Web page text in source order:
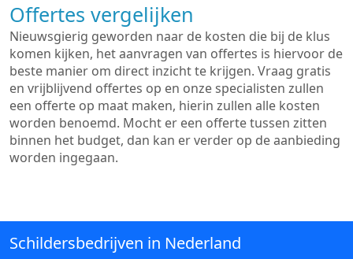
Offertes vergelijken
Nieuwsgierig geworden naar de kosten die bij de klus
komen kijken, het aanvragen van offertes is hiervoor de
beste manier om direct inzicht te krijgen. Vraag gratis
en vrijblijvend offertes op en onze specialisten zullen
een offerte op maat maken, hierin zullen alle kosten
worden benoemd. Mocht er een offerte tussen zitten
binnen het budget, dan kan er verder op de aanbieding
worden ingegaan.
Schildersbedrijven in Nederland